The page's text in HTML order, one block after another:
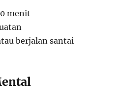
menit
berjalan santai